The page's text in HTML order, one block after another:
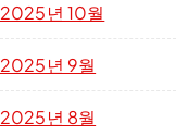
2025년 10월
2025년 9월
2025년 8월